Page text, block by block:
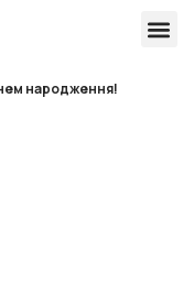
народження!